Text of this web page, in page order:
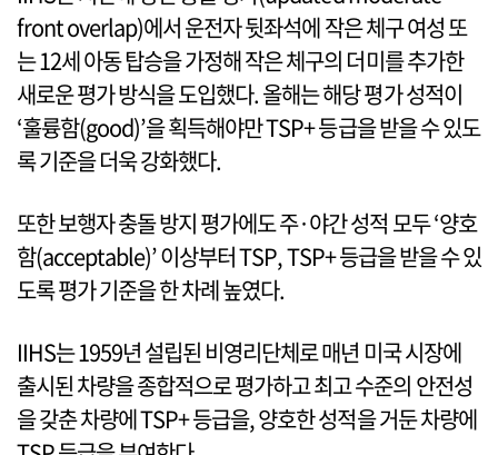
front overlap)에서 운전자 뒷좌석에 작은 체구 여성 또
는 12세 아동 탑승을 가정해 작은 체구의 더미를 추가한
새로운 평가 방식을 도입했다. 올해는 해당 평가 성적이
‘훌륭함(good)’을 획득해야만 TSP+ 등급을 받을 수 있도
록 기준을 더욱 강화했다.
또한 보행자 충돌 방지 평가에도 주·야간 성적 모두 ‘양호
함(acceptable)’ 이상부터 TSP, TSP+ 등급을 받을 수 있
도록 평가 기준을 한 차례 높였다.
IIHS는 1959년 설립된 비영리단체로 매년 미국 시장에
출시된 차량을 종합적으로 평가하고 최고 수준의 안전성
을 갖춘 차량에 TSP+ 등급을, 양호한 성적을 거둔 차량에